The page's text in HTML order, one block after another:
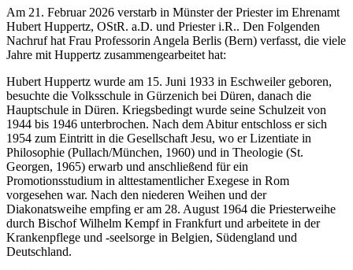
Am 21. Februar 2026 verstarb in Münster der Priester im Ehrenamt
Hubert Huppertz, OStR. a.D. und Priester i.R.. Den Folgenden
Nachruf hat Frau Professorin Angela Berlis (Bern) verfasst, die viele
Jahre mit Huppertz zusammengearbeitet hat:
Hubert Huppertz wurde am 15. Juni 1933 in Eschweiler geboren,
besuchte die Volksschule in Gürzenich bei Düren, danach die
Hauptschule in Düren. Kriegsbedingt wurde seine Schulzeit von
1944 bis 1946 unterbrochen. Nach dem Abitur entschloss er sich
1954 zum Eintritt in die Gesellschaft Jesu, wo er Lizentiate in
Philosophie (Pullach/München, 1960) und in Theologie (St.
Georgen, 1965) erwarb und anschließend für ein
Promotionsstudium in alttestamentlicher Exegese in Rom
vorgesehen war. Nach den niederen Weihen und der
Diakonatsweihe empfing er am 28. August 1964 die Priesterweihe
durch Bischof Wilhelm Kempf in Frankfurt und arbeitete in der
Krankenpflege und -seelsorge in Belgien, Südengland und
Deutschland.